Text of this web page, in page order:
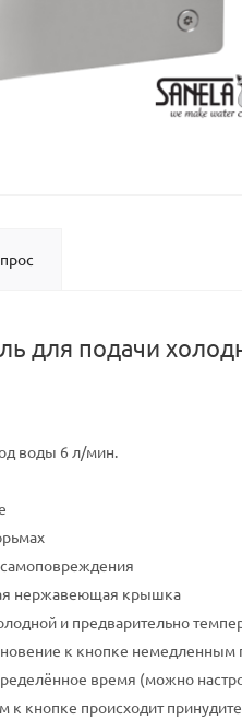
для подачи
воды 6 л/мин.
нержавеющая крышка
и предварительно
к кнопке
время (можно
кнопке происходит